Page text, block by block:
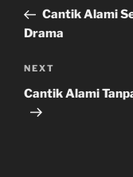
PostCantik Alami
Drama
Next
Post
NEXT
Cantik Alami